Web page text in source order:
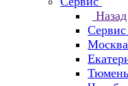
Назад
Сервис
Тюмень